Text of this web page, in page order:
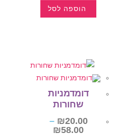
הוספה לסל
דומדמניות
שחורות
₪20.00
–
₪58.00